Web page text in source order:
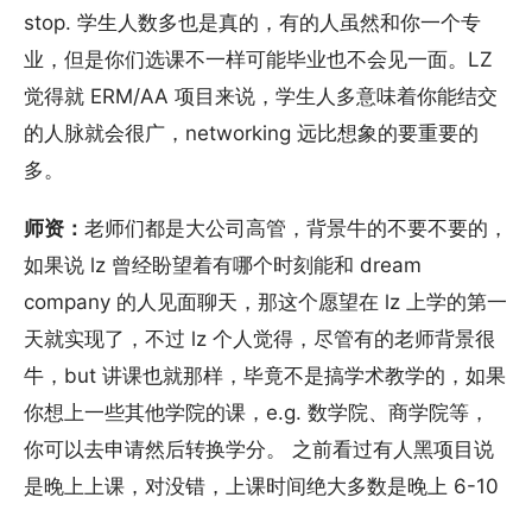
stop. 学生人数多也是真的，有的人虽然和你一个专
业，但是你们选课不一样可能毕业也不会见一面。LZ
觉得就 ERM/AA 项目来说，学生人多意味着你能结交
的人脉就会很广，networking 远比想象的要重要的
多。
师资： 老师们都是大公司高管，背景牛的不要不要的，
如果说 lz 曾经盼望着有哪个时刻能和 dream
company 的人见面聊天，那这个愿望在 lz 上学的第一
天就实现了，不过 lz 个人觉得，尽管有的老师背景很
牛，but 讲课也就那样，毕竟不是搞学术教学的，如果
你想上一些其他学院的课，e.g. 数学院、商学院等，
你可以去申请然后转换学分。 之前看过有人黑项目说
是晚上上课，对没错，上课时间绝大多数是晚上 6-10